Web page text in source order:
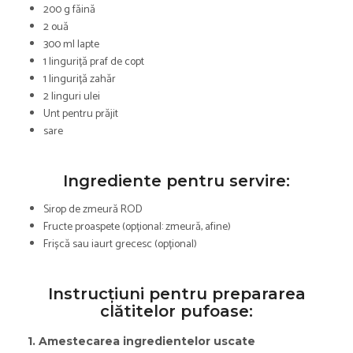
200 g făină
2 ouă
300 ml lapte
1 linguriță praf de copt
1 linguriță zahăr
2 linguri ulei
Unt pentru prăjit
sare
Ingrediente pentru servire:
Sirop de zmeură ROD
Fructe proaspete (opțional: zmeură, afine)
Frișcă sau iaurt grecesc (opțional)
Instrucțiuni pentru prepararea
clătitelor pufoase:
1. Amestecarea ingredientelor uscate